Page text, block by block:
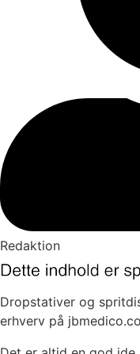
Redaktion
Dropstativer og
erhverv på